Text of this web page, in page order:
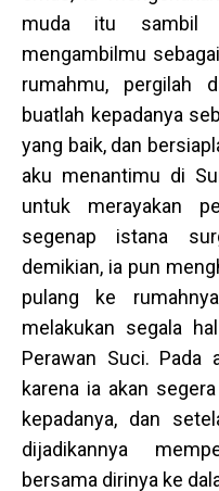
muda itu sambil
mengambilmu
rumahmu, pergilah
buatlah kepadanya
yang baik, dan
aku menantimu di
untuk merayakan
segenap istana
demikian, ia pun
pulang ke
melakukan segala
Perawan Suci. Pada
karena ia akan
kepadanya, dan
dijadikannya
bersama dirinya ke